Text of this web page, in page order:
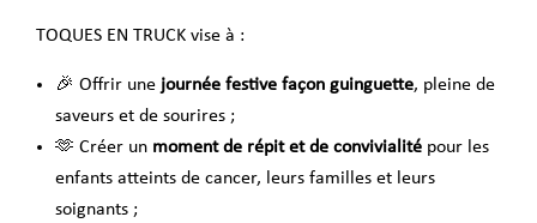
TOQUES EN TRUCK vise à :
🎉 Offrir une journée festive façon guinguette, pleine de
saveurs et de sourires ;
🫶 Créer un moment de répit et de convivialité pour les
enfants atteints de cancer, leurs familles et leurs
soignants ;